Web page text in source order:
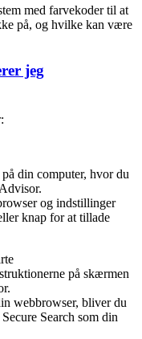
med farvekoder til at
på, og hvilke kan være
jeg
din computer, hvor du
og indstillinger
knap for at tillade
på skærmen
webbrowser, bliver du
Search som din